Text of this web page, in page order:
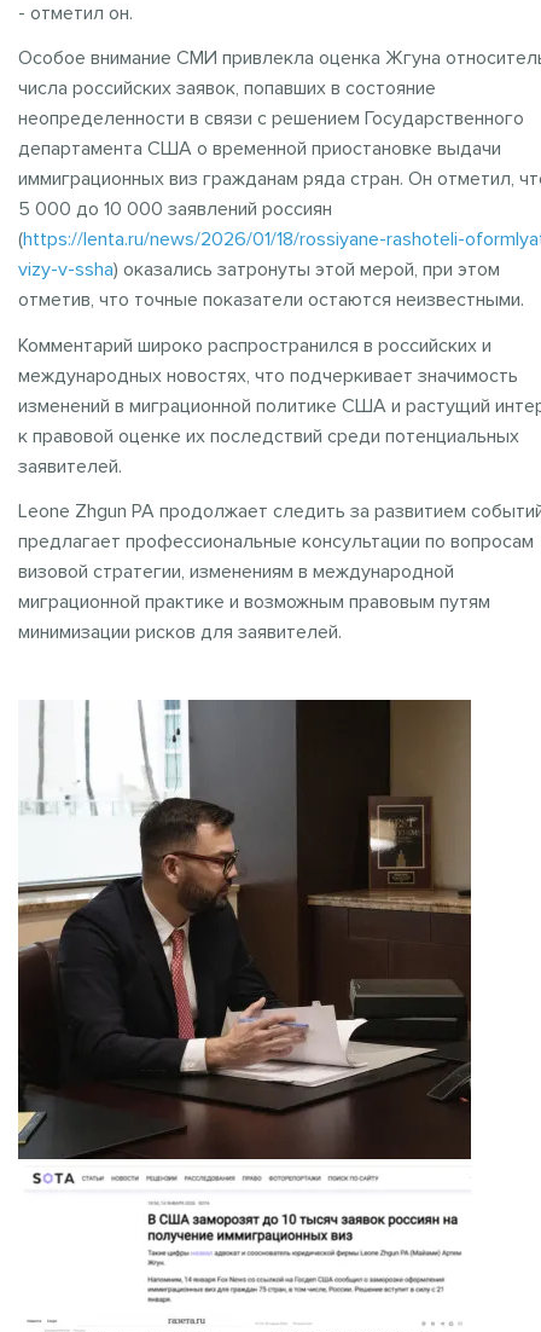
- отметил он.
Особое внимание СМИ привлекла оценка Жгуна
числа российских заявок, попавших в состояние
неопределенности в связи с решением Государственного
департамента США о временной приостановке выдачи
иммиграционных виз гражданам ряда стран. Он отметил,
5 000 до 10 000 заявлений россиян
(https://lenta.ru/news/2026/01/18/rossiyane-rashoteli-
vizy-v-ssha) оказались затронуты этой мерой, при этом
отметив, что точные показатели остаются неизвестными.
Комментарий широко распространился в российских и
международных новостях, что подчеркивает значимость
изменений в миграционной политике США и растущий
к правовой оценке их последствий среди потенциальных
заявителей.
Leone Zhgun PA продолжает следить за развитием
предлагает профессиональные консультации по вопросам
визовой стратегии, изменениям в международной
миграционной практике и возможным правовым путям
минимизации рисков для заявителей.